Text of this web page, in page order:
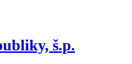
š.p.